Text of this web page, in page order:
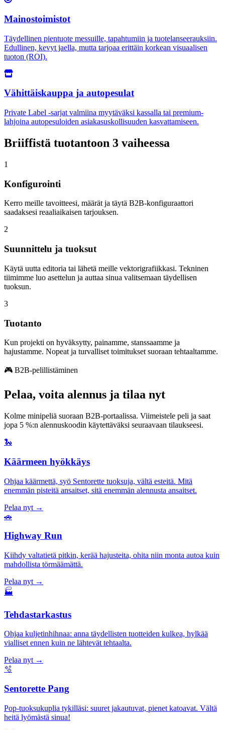
Mainostoimistot
Täydellinen pientuote messuille, tapahtumiin ja tuotelanseerauksiin.
Edullinen, kevyt jaella, mutta tarjoaa erittäin korkean visuaalisen
tuoton (ROI).
Vähittäiskauppa ja autopesulat
Private Label -sarjat valmiina myytäväksi kassalla tai premium-
lahjoina autopesuloiden asiakasuskollisuuden kasvattamiseen.
Briiffistä tuotantoon 3 vaiheessa
1
Konfigurointi
Kerro meille tavoitteesi, määrät ja täytä B2B-konfiguraattori
saadaksesi reaaliaikaisen tarjouksen.
2
Suunnittelu ja tuoksut
Käytä uutta editoria tai lähetä meille vektorigrafiikkasi. Tekninen
tiimimme luo asettelun ja auttaa sinua valitsemaan täydellisen
tuoksun.
3
Tuotanto
Kun projekti on hyväksytty, painamme, stanssaamme ja
hajustamme. Nopeat ja turvalliset toimitukset suoraan tehtaaltamme.
🎮 B2B-pelillistäminen
Pelaa, voita alennus ja tilaa nyt
Kolme minipeliä suoraan B2B-portaalissa. Viimeistele peli ja saat
jopa 5 %:n alennuskoodin käytettäväksi seuraavaan tilaukseesi.
🐍
Käärmeen hyökkäys
Ohjaa käärmettä, syö Sentorette tuoksuja, vältä esteitä. Mitä
enemmän pisteitä ansaitset, sitä enemmän alennusta ansaitset.
Pelaa nyt →
🚗
Highway Run
Kiihdy valtatietä pitkin, kerää hajusteita, ohita niin monta autoa kuin
mahdollista törmäämättä.
Pelaa nyt →
🏭
Tehdastarkastus
Ohjaa kuljetinhihnaa: anna täydellisten tuotteiden kulkea, hylkää
vialliset ennen kuin ne lähtevät tehtaalta.
Pelaa nyt →
🫧
Sentorette Pang
Pop-tuoksukuplia tykilläsi: suuret jakautuvat, pienet katoavat. Vältä
heitä lyömästä sinua!